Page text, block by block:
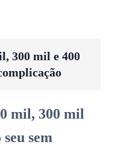
300 mil e 400
mil, 300 mil
sem